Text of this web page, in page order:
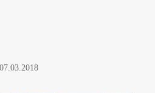
07.03.2018